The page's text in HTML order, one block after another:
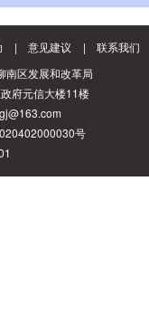
| 意见建议 |
联系我们
南区发展和改革局
府元信大楼11楼
号